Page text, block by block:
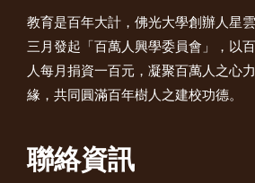
教育是百年大計，佛光大學創辦人星
三月發起「百萬人興學委員會」，以
人每月捐資一百元，凝聚百萬人之心
緣，共同圓滿百年樹人之建校功德。
聯絡資訊